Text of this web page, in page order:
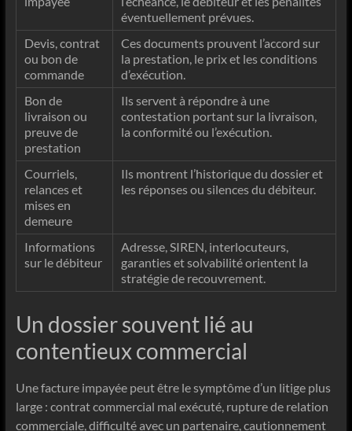
éventuellement prévues.
Devis, contrat
ou bon de
commande
Ces documents prouvent l’accord sur
la prestation, le prix et les conditions
d’exécution.
Bon de
livraison ou
preuve de
prestation
Ils servent à répondre à une
contestation portant sur la livraison,
la conformité ou l’exécution.
Courriels,
relances et
mises en
demeure
Ils montrent l’historique du dossier et
les réponses ou silences du débiteur.
Informations
sur le débiteur
Adresse, SIREN, interlocuteurs,
garanties et solvabilité orientent la
stratégie de recouvrement.
Un dossier souvent lié au
contentieux commercial
Une facture impayée peut être le symptôme d’un litige plus
large : contrat commercial mal exécuté, rupture de relation
commerciale, difficulté avec un partenaire, cautionnement